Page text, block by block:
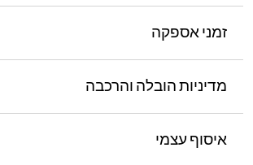
זמני אספקה
מדיניות הובלה והרכבה
איסוף עצמי